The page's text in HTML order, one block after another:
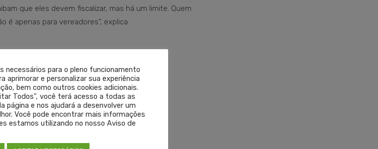
que eles devem fiscalizar, mas há um limite. Quem
é apenas para vereadores”, explica.
necessários para o pleno funcionamento
aprimorar e personalizar sua experiência
bem como outros cookies adicionais.
Todos", você terá acesso a todas as
página e nos ajudará a desenvolver um
Você pode encontrar mais informações
estamos utilizando no nosso Aviso de